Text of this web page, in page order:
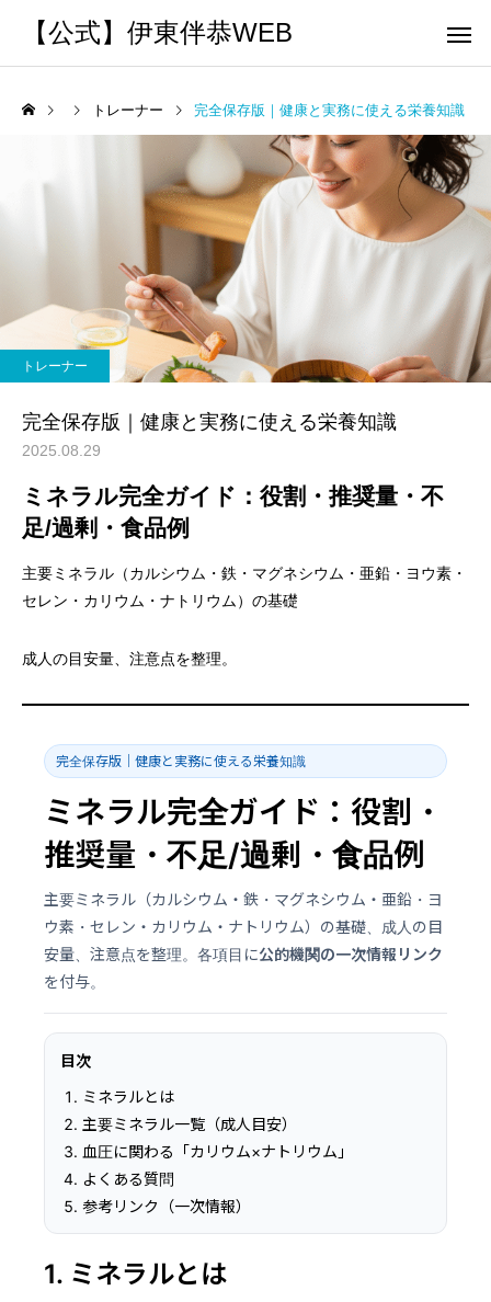
【公式】伊東伴恭WEB
トレーナーとして 個別トレー
出張 講演 セミナー 運動・体操
パーソナルトレーニ
ング
キックボクシングで本当に
痩せますか？｜元日本王者
で答えます
パーソナルトレーナー
び方｜失敗しない7つの
解説
トレーナー 完全保存版｜健康と実務に使える栄養知識
トレーナー
完全保存版｜健康と実務に使える栄養知識
2025.08.29
ミネラル完全ガイド：役割・推奨量・不
足/過剰・食品例
主要ミネラル（カルシウム・鉄・マグネシウム・亜鉛・ヨウ素・
セレン・カリウム・ナトリウム）の基礎
成人の目安量、注意点を整理。
完全保存版｜健康と実務に使える栄養知識
ミネラル完全ガイド：役割・
推奨量・不足/過剰・食品例
主要ミネラル（カルシウム・鉄・マグネシウム・亜鉛・ヨ
ウ素・セレン・カリウム・ナトリウム）の基礎、成人の目
安量、注意点を整理。各項目に公的機関の一次情報リンク
を付与。
目次
ミネラルとは
主要ミネラル一覧（成人目安）
血圧に関わる「カリウム×ナトリウム」
よくある質問
参考リンク（一次情報）
1. ミネラルとは